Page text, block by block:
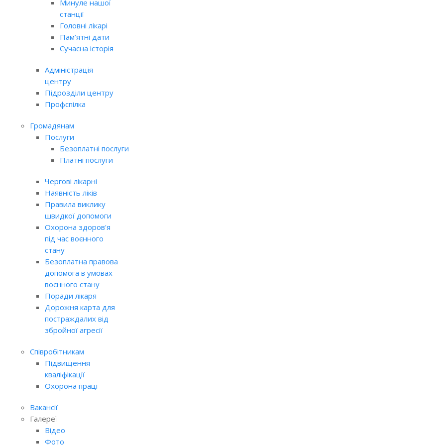
Минуле нашої
станції
Головні лікарі
Пам’ятні дати
Сучасна історія
Адміністрація
центру
Підрозділи центру
Профспілка
Громадянам
Послуги
Безоплатні послуги
Платні послуги
Чергові лікарні
Наявність ліків
Правила виклику
швидкої допомоги
Охорона здоров'я
під час воєнного
стану
Безоплатна правова
допомога в умовах
воєнного стану
Поради лікаря
Дорожня карта для
постраждалих від
збройної агресії
Співробітникам
Підвищення
кваліфікації
Охорона праці
Вакансії
Галереї
Відео
Фото